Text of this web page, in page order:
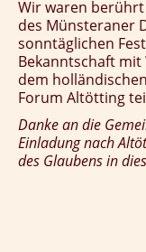
Wir waren
des Münsteraner
sonntäglichen
Bekanntschaft mit
dem
Forum Altötting
Danke an die
Einladung nach
des Glaubens in